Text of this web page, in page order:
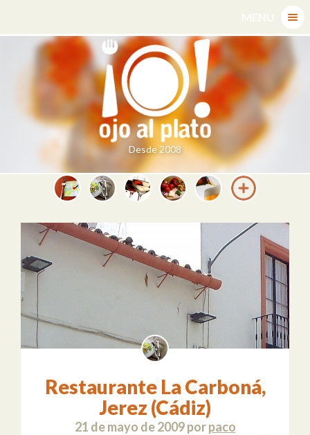
content
MENU
Desde 2008
Restaurante La Carboná,
Jerez (Cádiz)
21 de mayo de 2009porpaco